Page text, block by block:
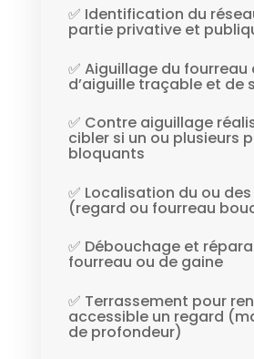
✅ Identification du
partie privative et
✅ Aiguillage du fourreau
d’aiguille traçable et de
✅ Contre aiguillage
cibler si un ou plusieurs
bloquants
✅ Localisation du ou
(regard ou fourreau
✅ Débouchage et
fourreau ou de gaine
✅ Terrassement pour
accessible un regard
de profondeur)